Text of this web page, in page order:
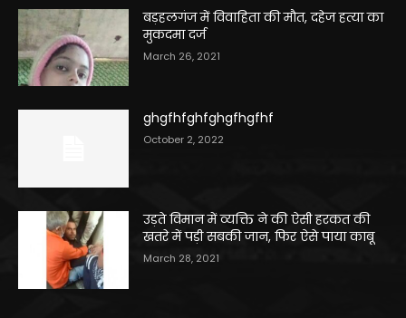
बड़हलगंज में विवाहिता की मौत, दहेज हत्या का
मुकदमा दर्ज
March 26, 2021
ghgfhfghfghgfhgfhf
October 2, 2022
उड़ते विमान में व्यक्ति ने की ऐसी हरकत की
खतरे में पड़ी सबकी जान, फिर ऐसे पाया काबू
March 28, 2021